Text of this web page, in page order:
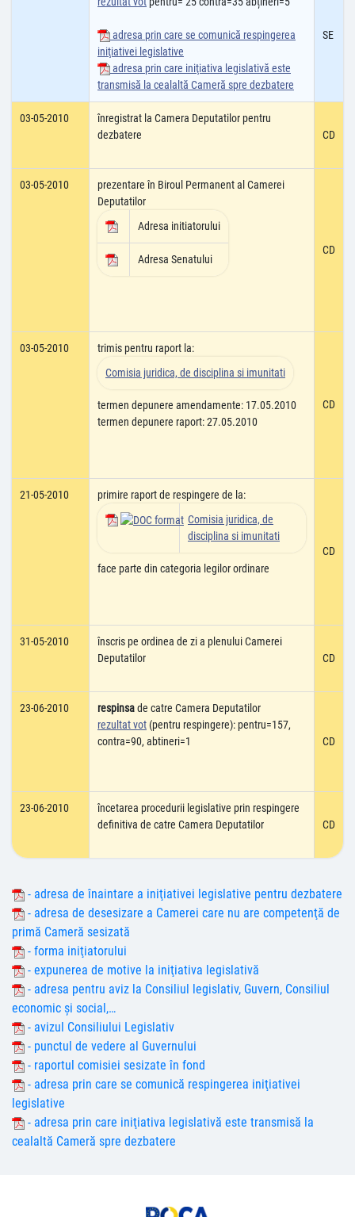
adresa prin care se comunică respingerea
iniţiativei legislative
adresa prin care iniţiativa legislativă este
transmisă la cealaltă Cameră spre dezbatere
SE
03-05-2010
înregistrat la Camera Deputatilor pentru
dezbatere
CD
03-05-2010
prezentare în Biroul Permanent al Camerei
Deputatilor
Adresa initiatorului
Adresa Senatului
CD
03-05-2010
trimis pentru raport la:
Comisia juridica, de disciplina si imunitati
termen depunere amendamente: 17.05.2010
termen depunere raport: 27.05.2010
CD
21-05-2010
primire raport de respingere de la:
Comisia juridica, de
disciplina si imunitati
face parte din categoria legilor ordinare
CD
31-05-2010
înscris pe ordinea de zi a plenului Camerei
Deputatilor
CD
23-06-2010 respinsade catre Camera Deputatilor
rezultat vot (pentru respingere): pentru=157,
contra=90, abtineri=1
CD
23-06-2010
încetarea procedurii legislative prin respingere
definitiva de catre Camera Deputatilor
CD
- adresa de înaintare a iniţiativei legislative pentru dezbatere
- adresa de desesizare a Camerei care nu are competenţă de
primă Cameră sesizată
- forma iniţiatorului
- expunerea de motive la iniţiativa legislativă
- adresa pentru aviz la Consiliul legislativ, Guvern, Consiliul
economic şi social,…
- avizul Consiliului Legislativ
- punctul de vedere al Guvernului
- raportul comisiei sesizate în fond
- adresa prin care se comunică respingerea iniţiativei
legislative
- adresa prin care iniţiativa legislativă este transmisă la
cealaltă Cameră spre dezbatere